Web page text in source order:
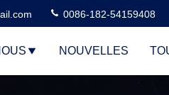
0086-182-54159408
NOUVELLES